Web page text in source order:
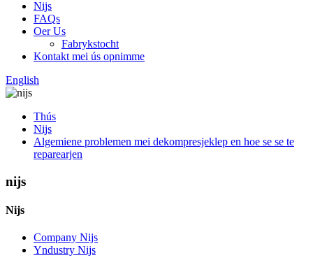
Nijs
FAQs
Oer Us
Fabrykstocht
Kontakt mei ús opnimme
English
Thús
Nijs
Algemiene problemen mei dekompresjeklep en hoe se se te
reparearjen
nijs
Nijs
Company Nijs
Yndustry Nijs